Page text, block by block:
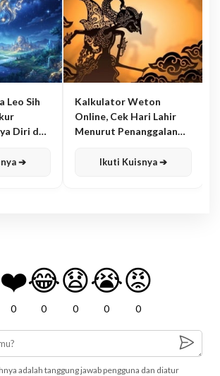
Leo Sih
Diri dan
➔
Kalkulator Weton
Online, Cek Hari Lahir
Menurut Penanggalan
Ikuti Kuisnya ➔
❤️
0
😂
0
😧
0
😭
0
😡
0
adalah tanggung jawab pengguna dan diatur